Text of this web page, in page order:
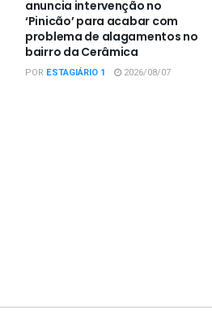
anuncia intervenção no
‘Pinicão’ para acabar com
problema de alagamentos no
bairro da Cerâmica
POR ESTAGIÁRIO 1 2026/08/07